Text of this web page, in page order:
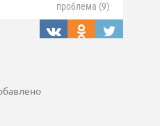
проблема (9)